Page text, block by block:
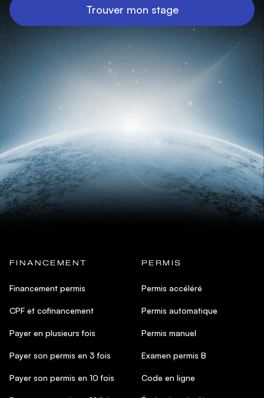
Trouver mon stage
FINANCEMENT
Financement permis
CPF et cofinancement
Payer en plusieurs fois
Payer son permis en 3 fois
Payer son permis en 10 fois
PERMIS
Permis accéléré
Permis automatique
Permis manuel
Examen permis B
Code en ligne